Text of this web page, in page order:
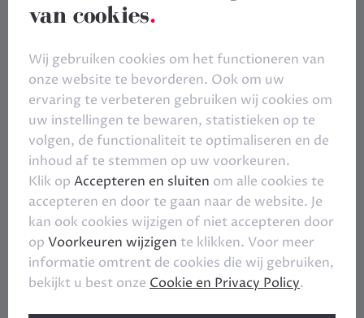
van cookies.
Wij gebruiken cookies om het functioneren van
onze website te bevorderen. Ook om uw
ervaring te verbeteren gebruiken wij cookies om
uw instellingen te bewaren, statistieken op te
volgen, de functionaliteit te optimaliseren en de
inhoud af te stemmen op uw voorkeuren.
Klik op Accepteren en sluiten om alle cookies te
accepteren en door te gaan naar de website. Je
kan ook cookies wijzigen of niet accepteren door
op Voorkeuren wijzigen te klikken. Voor meer
informatie omtrent de cookies die wij gebruiken,
bekijkt u best onze Cookie en Privacy Policy.